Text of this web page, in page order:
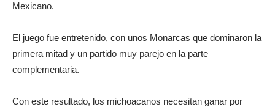
Mexicano.
El juego fue entretenido, con unos Monarcas que dominaron la
primera mitad y un partido muy parejo en la parte
complementaria.
Con este resultado, los michoacanos necesitan ganar por